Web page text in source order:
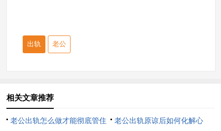
出轨 老公
相关文章推荐
老公出轨怎么做才能彻底管住 老公出轨原谅后如何化解心